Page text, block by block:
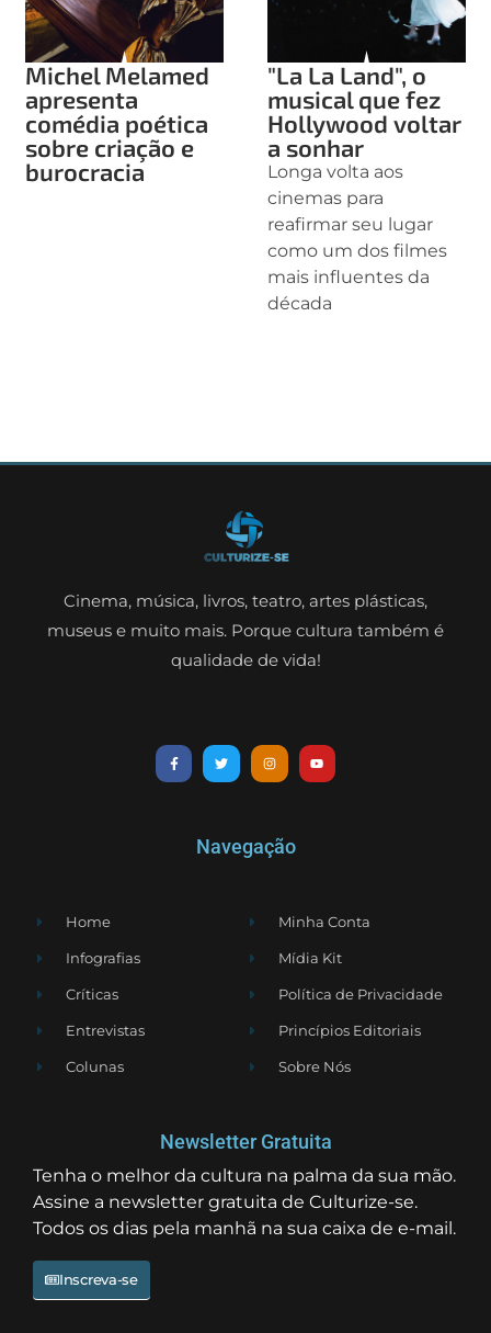
Michel Melamed
apresenta
comédia poética
sobre criação e
burocracia
"La La Land", o
musical que fez
Hollywood voltar
a sonhar
Longa volta aos
cinemas para
reafirmar seu lugar
como um dos filmes
mais influentes da
década
Cinema, música, livros, teatro, artes plásticas,
museus e muito mais. Porque cultura também é
qualidade de vida!
Navegação
Home
Infografias
Críticas
Entrevistas
Colunas
Minha Conta
Mídia Kit
Política de Privacidade
Princípios Editoriais
Sobre Nós
Newsletter Gratuita
Tenha o melhor da cultura na palma da sua mão.
Assine a newsletter gratuita de Culturize-se.
Todos os dias pela manhã na sua caixa de e-mail.
Inscreva-se